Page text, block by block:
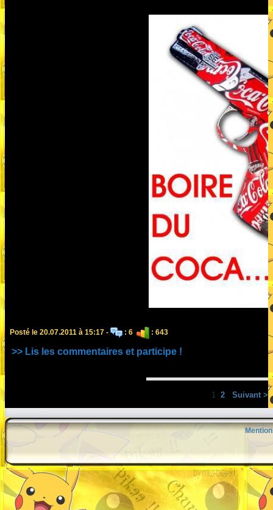
Posté le 20.07.2011 à 15:17 - : 6 : 643
>> Lis les commentaires et participe !
1 2 Suivant >